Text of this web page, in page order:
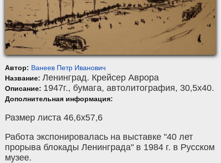
Автор: Ванеев Петр Иванович
Название: Ленинград. Крейсер Аврора
Описание: 1947г., бумага, автолитография, 30,5x40.
Дополнительная информация:
Размер листа 46,6х57,6
Работа экспонировалась на выставке "40 лет
прорыва блокады Ленинграда" в 1984 г. в Русском
музее.